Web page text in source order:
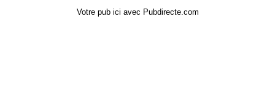
Votre pub ici avec Pubdirecte.com